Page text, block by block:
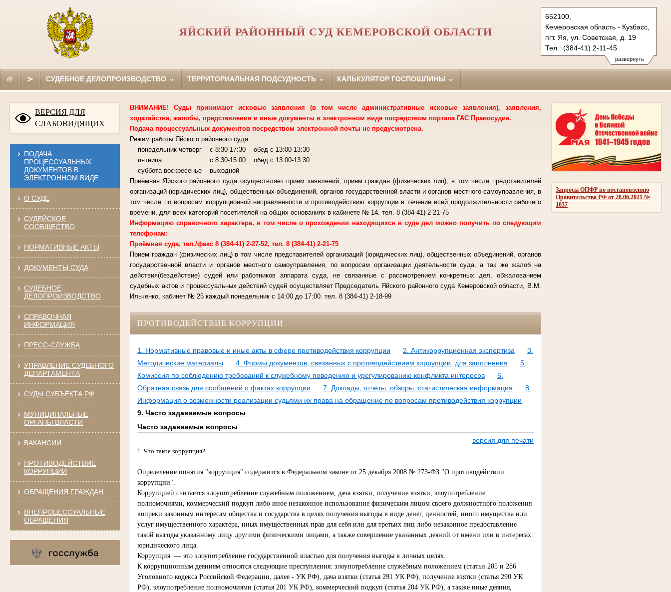
развернуть
652100,
Кемеровская область - Кузбасс,
пгт. Яя, ул. Советская, д. 19
Тел.: (384-41) 2-11-45
yaisky.kmr@sudrf.ru
ЯЙСКИЙ РАЙОННЫЙ СУД КЕМЕРОВСКОЙ ОБЛАСТИ
СУДЕБНОЕ ДЕЛОПРОИЗВОДСТВО ТЕРРИТОРИАЛЬНАЯ ПОДСУДНОСТЬ КАЛЬКУЛЯТОР ГОСПОШЛИНЫ
ВЕРСИЯ ДЛЯ
СЛАБОВИДЯЩИХ
ПОДАЧА
ПРОЦЕССУАЛЬНЫХ
ДОКУМЕНТОВ В
ЭЛЕКТРОННОМ ВИДЕ
О СУДЕ
СУДЕЙСКОЕ
СООБЩЕСТВО
НОРМАТИВНЫЕ АКТЫ
ДОКУМЕНТЫ СУДА
СУДЕБНОЕ
ДЕЛОПРОИЗВОДСТВО
СПРАВОЧНАЯ
ИНФОРМАЦИЯ
ПРЕСС-СЛУЖБА
УПРАВЛЕНИЕ СУДЕБНОГО
ДЕПАРТАМЕНТА
СУДЫ СУБЪЕКТА РФ
МУНИЦИПАЛЬНЫЕ
ОРГАНЫ ВЛАСТИ
ВАКАНСИИ
ПРОТИВОДЕЙСТВИЕ
КОРРУПЦИИ
ОБРАЩЕНИЯ ГРАЖДАН
ВНЕПРОЦЕССУАЛЬНЫЕ
ОБРАЩЕНИЯ
Запросы ОПФР по постановлению
Правительства РФ от 28.06.2021 №
1037
ВНИМАНИЕ! Суды принимают исковые заявления (в том числе административные исковые заявления), заявления,
ходатайства, жалобы, представления и иные документы в электронном виде посредством портала ГАС Правосудие.
Подача процессуальных документов посредством электронной почты не предусмотрена.
Режим работы Яйского районного суда:
понедельник-четверг с 8:30-17:30 обед с 13:00-13:30
пятница с 8:30-15:00 обед с 13:00-13:30
суббота-воскресенье выходной
Приёмная Яйского районного суда осуществляет прием заявлений, прием граждан (физических лиц), в том числе представителей
организаций (юридических лиц), общественных объединений, органов государственной власти и органов местного самоуправления, в
том числе по вопросам коррупционной направленности и противодействию коррупции в течение всей продолжительности рабочего
времени, для всех категорий посетителей на общих основаниях в кабинете № 14. тел. 8 (384-41) 2-21-75
Информацию справочного характера, в том числе о прохождении находящихся в суде дел можно получить по следующим
телефонам:
Приёмная суда, тел./факс 8 (384-41) 2-27-52, тел. 8 (384-41) 2-21-75
Прием граждан (физических лиц) в том числе представителей организаций (юридических лиц), общественных объединений, органов
государственной власти и органов местного самоуправления, по вопросам организации деятельности суда, а так же жалоб на
действия(бездействие) судей или работников аппарата суда, не связанные с рассмотрением конкретных дел, обжалованием
судебных актов и процессуальных действий судей осуществляет Председатель Яйского районного суда Кемеровской области, В.М.
Ильченко, кабинет № 25 каждый понедельник с 14:00 до 17:00. тел. 8 (384-41) 2-18-99
ПРОТИВОДЕЙСТВИЕ КОРРУПЦИИ
1. Нормативные правовые и иные акты в сфере противодействия коррупции 2. Антикоррупционная экспертиза
3.
Методические материалы
4. Формы документов, связанных с противодействием коррупции, для заполнения
5.
Комиссия по соблюдению требований к служебному поведению и урегулированию конфликта интересов
6.
Обратная связь для сообщений о фактах коррупции
7. Доклады, отчёты, обзоры, статистическая информация
8.
Информация о возможности реализации судьями их права на обращение по вопросам противодействия коррупции
9. Часто задаваемые вопросы
Часто задаваемые вопросы
версия для печати
1. Что такое коррупция?
Определение понятия "коррупция" содержится в Федеральном законе от 25 декабря 2008 № 273-ФЗ "О противодействии
коррупции".
Коррупцией считается злоупотребление служебным положением, дача взятки, получение взятки, злоупотребление
полномочиями, коммерческий подкуп либо иное незаконное использование физическим лицом своего должностного положения
вопреки законным интересам общества и государства в целях получения выгоды в виде денег, ценностей, иного имущества или
услуг имущественного характера, иных имущественных прав для себя или для третьих лиц либо незаконное предоставление
такой выгоды указанному лицу другими физическими лицами, а также совершение указанных деяний от имени или в интересах
юридического лица.
Коррупция — это злоупотребление государственной властью для получения выгоды в личных целях.
К коррупционным деяниям относятся следующие преступления: злоупотребление служебным положением (статьи 285 и 286
Уголовного кодекса Российской Федерации, далее - УК РФ), дача взятки (статья 291 УК РФ), получение взятки (статья 290 УК
РФ), злоупотребление полномочиями (статья 201 УК РФ), коммерческий подкуп (статья 204 УК РФ), а также иные деяния,